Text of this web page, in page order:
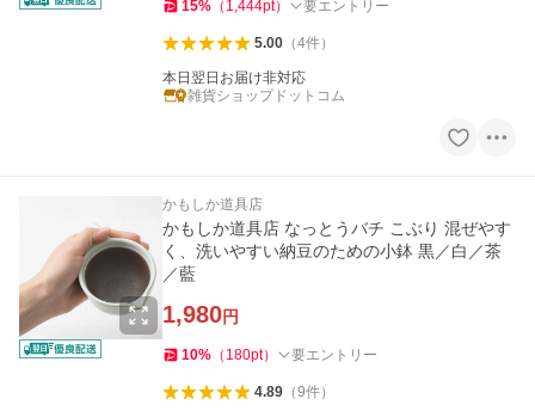
15% （ 1,444pt） 要エントリー
5.00（4件）
本日翌日お届け非対応
雑貨ショップドットコム
かもしか道具店
かもしか道具店 なっとうバチ こぶり 混ぜやす
く、洗いやすい納豆のための小鉢 黒／白／茶
／藍
1,980円
10% （ 180pt） 要エントリー
4.89（9件）